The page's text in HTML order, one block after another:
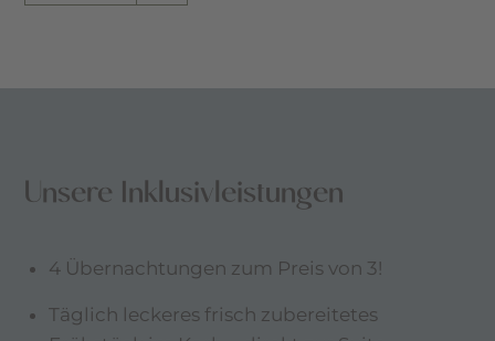
Unsere Inklusivleistungen
4 Übernachtungen zum Preis von 3!
Täglich leckeres frisch zubereitetes